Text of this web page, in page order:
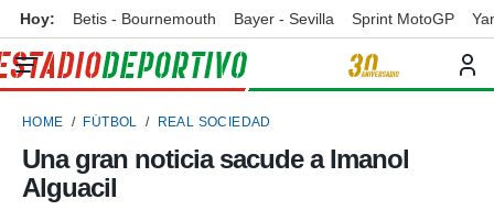
de
por
para
la
Hoy: Betis - Bournemouth Bayer - Sevilla Sprint MotoGP
HOME FÚTBOL REAL SOCIEDAD
Una gran noticia sacude a Imanol
Alguacil